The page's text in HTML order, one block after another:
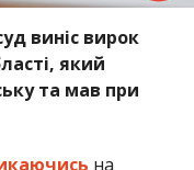
виніс вирок
який
та мав при
на